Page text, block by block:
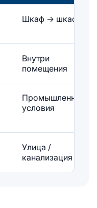
Шкаф → шкаф
Внутри
помещения
Промышленные
условия
Улица /
канализация